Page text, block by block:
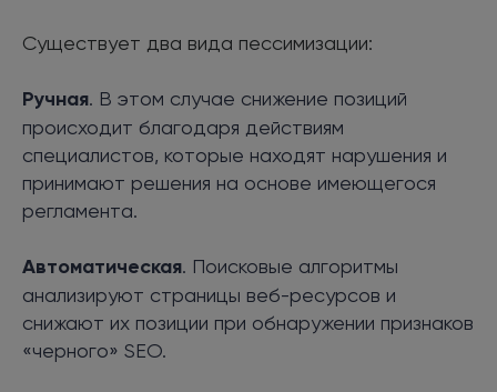
Существует два вида пессимизации:
Ручная. В этом случае снижение позиций
происходит благодаря действиям
специалистов, которые находят нарушения и
принимают решения на основе имеющегося
регламента.
Автоматическая. Поисковые алгоритмы
анализируют страницы веб-ресурсов и
снижают их позиции при обнаружении признаков
«черного» SEO.